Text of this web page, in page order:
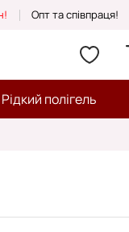
Опт та співпраця!
Рідкий полігель